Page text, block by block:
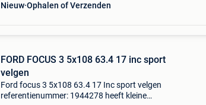
Nieuw Ophalen of Verzenden
FORD FOCUS 3 5x108 63.4 17 inc sport
velgen
Ford focus 3 5x108 63.4 17 Inc sport velgen
referentienummer: 1944278 heeft kleine